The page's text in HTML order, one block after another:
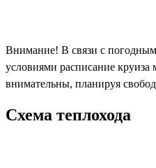
Внимание! В связи с
условиями расписание круиза
внимательны, планируя
Схема теплохода